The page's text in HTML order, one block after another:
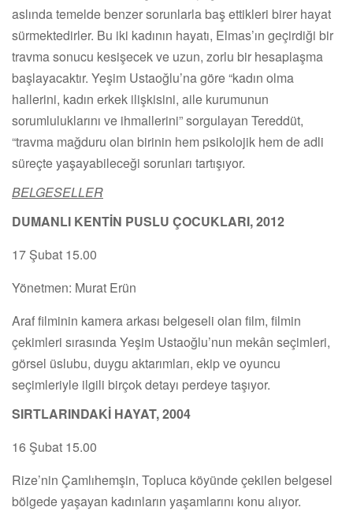
aslında temelde benzer sorunlarla baş ettikleri birer hayat
sürmektedirler. Bu iki kadının hayatı, Elmas’ın geçirdiği bir
travma sonucu kesişecek ve uzun, zorlu bir hesaplaşma
başlayacaktır. Yeşim Ustaoğlu’na göre “kadın olma
hallerini, kadın erkek ilişkisini, aile kurumunun
sorumluluklarını ve ihmallerini” sorgulayan Tereddüt,
“travma mağduru olan birinin hem psikolojik hem de adli
süreçte yaşayabileceği sorunları tartışıyor.
BELGESELLER
DUMANLI KENTİN PUSLU ÇOCUKLARI, 2012
17 Şubat 15.00
Yönetmen: Murat Erün
Araf filminin kamera arkası belgeseli olan film, filmin
çekimleri sırasında Yeşim Ustaoğlu’nun mekân seçimleri,
görsel üslubu, duygu aktarımları, ekip ve oyuncu
seçimleriyle ilgili birçok detayı perdeye taşıyor.
SIRTLARINDAKİ HAYAT, 2004
16 Şubat 15.00
Rize’nin Çamlıhemşin, Topluca köyünde çekilen belgesel
bölgede yaşayan kadınların yaşamlarını konu alıyor.